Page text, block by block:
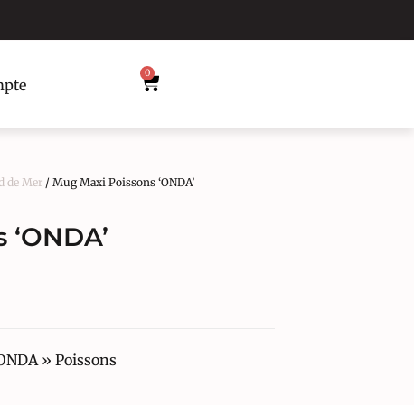
0
de Mer / Mug Maxi Poissons ‘ONDA’
» Poissons